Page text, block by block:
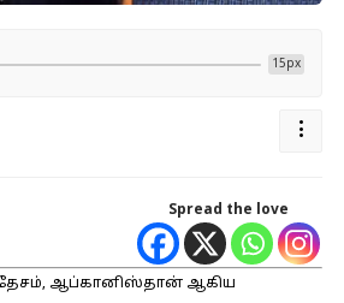
15px
Spread the love
ஆப்கானிஸ்தான் ஆகிய